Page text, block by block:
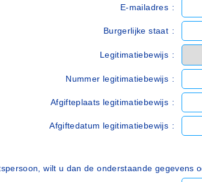
E-mailadres :
Burgerlijke staat :
Legitimatiebewijs :
Nummer legitimatiebewijs :
Afgifteplaats legitimatiebewijs :
Afgiftedatum legitimatiebewijs :
wilt u dan de onderstaande gegevens